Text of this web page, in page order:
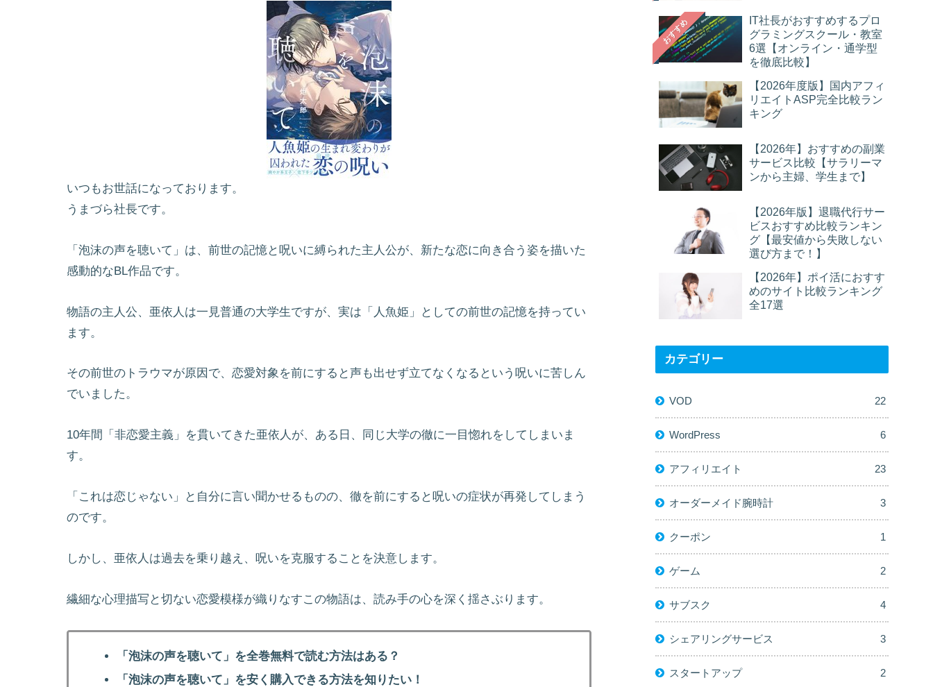
いつもお世話になっております。
うまづら社長です。
「泡沫の声を聴いて」は、前世の記憶と呪いに縛られた主人公が、新たな恋に向き合う姿を描いた
感動的なBL作品です。
物語の主人公、亜依人は一見普通の大学生ですが、実は「人魚姫」としての前世の記憶を持ってい
ます。
その前世のトラウマが原因で、恋愛対象を前にすると声も出せず立てなくなるという呪いに苦しん
でいました。
10年間「非恋愛主義」を貫いてきた亜依人が、ある日、同じ大学の徹に一目惚れをしてしまいま
す。
「これは恋じゃない」と自分に言い聞かせるものの、徹を前にすると呪いの症状が再発してしまう
のです。
しかし、亜依人は過去を乗り越え、呪いを克服することを決意します。
繊細な心理描写と切ない恋愛模様が織りなすこの物語は、読み手の心を深く揺さぶります。
「泡沫の声を聴いて」を全巻無料で読む方法はある？
「泡沫の声を聴いて」を安く購入できる方法を知りたい！
おすすめ
IT社長がおすすめするプロ
グラミングスクール・教室
6選【オンライン・通学型
を徹底比較】
【2026年度版】国内アフィ
リエイトASP完全比較ラン
キング
【2026年】おすすめの副業
サービス比較【サラリーマ
ンから主婦、学生まで】
【2026年版】退職代行サー
ビスおすすめ比較ランキン
グ【最安値から失敗しない
選び方まで！】
【2026年】ポイ活におすす
めのサイト比較ランキング
全17選
カテゴリー
VOD 22
WordPress 6
アフィリエイト 23
オーダーメイド腕時計 3
クーポン 1
ゲーム 2
サブスク 4
シェアリングサービス 3
スタートアップ 2